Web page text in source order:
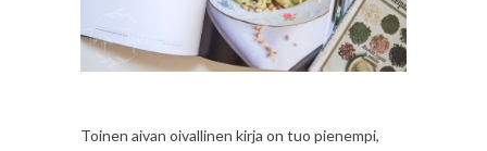
Toinen aivan oivallinen kirja on tuo pienempi,